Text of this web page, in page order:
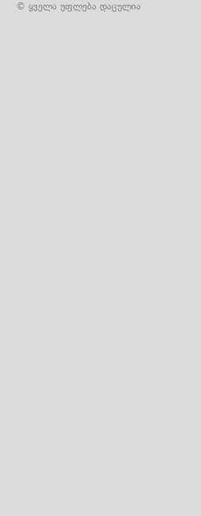
© ყველა უფლება დაცულია